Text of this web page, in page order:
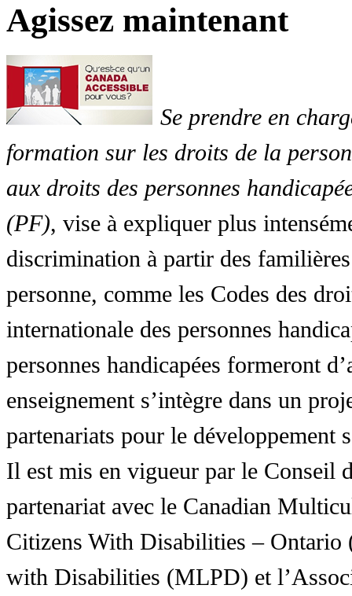
Agissez maintenant
Se prendre en
formation sur les droits de la
aux droits des personnes
(PF), vise à expliquer plus
discrimination à partir des
personne, comme les Codes des
internationale des personnes
personnes handicapées formeront
enseignement s’intègre dans un
partenariats pour le développement
Il est mis en vigueur par le Conseil
partenariat avec le Canadian
Citizens With Disabilities – Ontario
with Disabilities (MLPD) et